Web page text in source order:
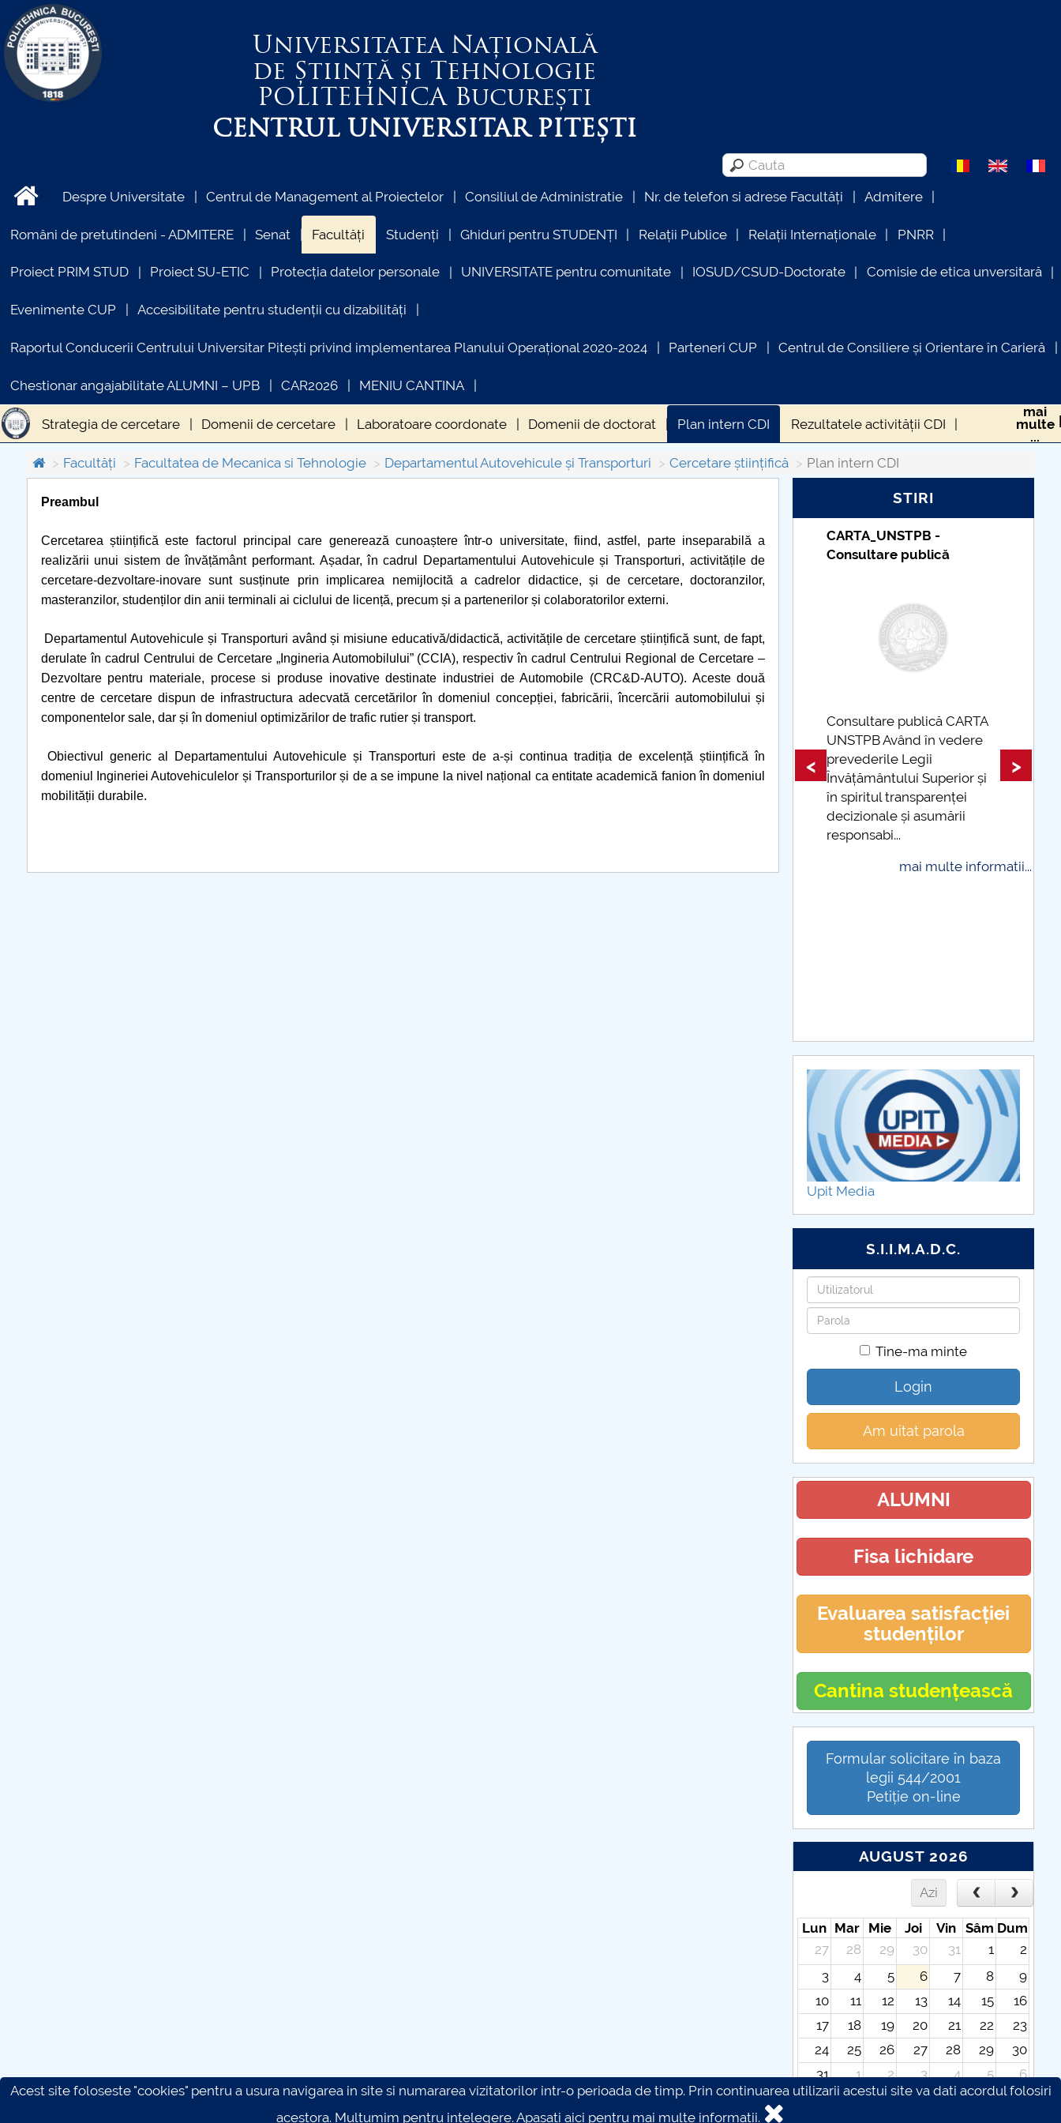
Universitatea Națională
de Știință și Tehnologie
POLITEHNICABucurești
CENTRUL UNIVERSITAR PITEȘTI
Despre Universitate Centrul de Management al Proiectelor Consiliul de Administratie Nr. de telefon si adrese Facultăți Admitere
Români de pretutindeni - ADMITERE Senat Facultăți Studenți Ghiduri pentru STUDENȚI Relații Publice Relații Internaționale PNRR
Proiect PRIM STUD Proiect SU-ETIC Protecția datelor personale UNIVERSITATE pentru comunitate IOSUD/CSUD-Doctorate Comisie de etica unversitară
Evenimente CUP Accesibilitate pentru studenții cu dizabilități
Raportul Conducerii Centrului Universitar Pitești privind implementarea Planului Operațional 2020-2024 Parteneri CUP Centrul de Consiliere și Orientare în Carieră
Chestionar angajabilitate ALUMNI – UPB CAR2026 MENIU CANTINA
Strategia de cercetare Domenii de cercetare Laboratoare coordonate Domenii de doctorat Plan intern CDI Rezultatele activității CDI
mai
multe
...
Facultăți
Facultatea de Mecanica si Tehnologie Departamentul Autovehicule și Transporturi Cercetare științifică Plan intern CDI
Preambul
Cercetarea științifică este factorul principal care generează cunoaștere într-o universitate, fiind, astfel, parte inseparabilă a
realizării unui sistem de învățământ performant. Așadar, în cadrul Departamentului Autovehicule și Transporturi, activitățile de
cercetare-dezvoltare-inovare sunt susținute prin implicarea nemijlocită a cadrelor didactice, și de cercetare, doctoranzilor,
masteranzilor, studenților din anii terminali ai ciclului de licență, precum și a partenerilor și colaboratorilor externi.
Departamentul Autovehicule și Transporturi având și misiune educativă/didactică, activitățile de cercetare științifică sunt, de fapt,
derulate în cadrul Centrului de Cercetare „Ingineria Automobilului” (CCIA), respectiv în cadrulCentrului Regional de Cercetare –
Dezvoltare pentru materiale, procese si produse inovative destinate industriei de Automobile (CRC&D-AUTO). Aceste două
centre de cercetare dispun de infrastructura adecvată cercetărilor în domeniul concepției, fabricării, încercării automobilului și
componentelor sale, dar și în domeniul optimizărilor de trafic rutier și transport.
Obiectivul generic al Departamentului Autovehicule și Transporturi este de a-și continua tradiția de excelență științifică în
domeniul Ingineriei Autovehiculelor și Transporturilor și de a se impune la nivel național ca entitate academică fanion în domeniul
mobilității durabile.
STIRI
COMUNICAT DE PRESA
PRIMSTUD 26.03.2026
COMUNICAT Eveniment de
ofertei educaționale
universitare la Colegiul
INFORMATII ACTE STUDII
CARTA_UNSTPB -
Consultare publică
prevederile Legii
Învățământului Superior și
Taxe de școlarizare
indexate – Centrul
Taxe de școlarizare
indexate Taxele se pot
și cu cardul
< >
Upit Media
S.I.I.M.A.D.C.
Utilizatorul
Parola
Tine-ma minte
Login
Am uitat parola
ALUMNI
Fisa lichidare
Evaluarea satisfacției
studenților
Cantina studențească
Formular solicitare în baza
legii 544/2001
Petiție on-line
AUGUST 2026
Azi
Lun Mar Mie Joi Vin Sâm Dum
27
28 29 30 31 1
2
3
4 5 6 7 8
9
10
11 12 13 14 15
16
17
18 19 20 21 22
23
24
25 26 27 28 29
30
31
1 2 3 4 5
6
Acest site foloseste "cookies" pentru a usura navigarea in site si numararea vizitatorilor intr-o perioada de timp. Prin continuarea utilizarii acestui site va dati acordul folosiri
acestora. Multumim pentru intelegere.Apasati aici pentru mai multe informatii.